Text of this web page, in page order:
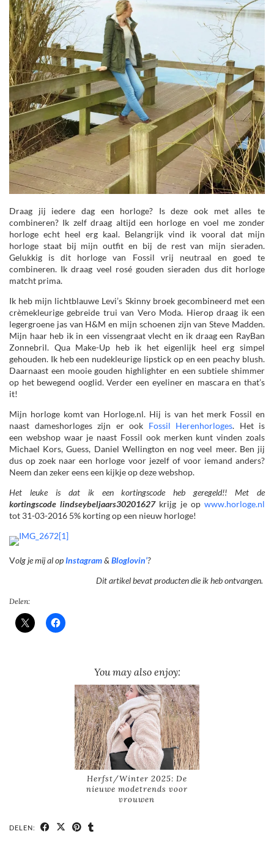
Draag jij iedere dag een horloge? Is deze ook met alles te
combineren? Ik zelf draag altijd een horloge en voel me zonder
horloge echt heel erg kaal. Belangrijk vind ik vooral dat mijn
horloge staat bij mijn outfit en bij de rest van mijn sieraden.
Gelukkig is dit horloge van Fossil vrij neutraal en goed te
combineren. Ik draag veel rosé gouden sieraden dus dit horloge
matcht prima.
Ik heb mijn lichtblauwe Levi’s Skinny broek gecombineerd met een
crèmekleurige gebreide trui van Vero Moda. Hierop draag ik een
legergroene jas van H&M en mijn schoenen zijn van Steve Madden.
Mijn haar heb ik in een vissengraat vlecht en ik draag een RayBan
Zonnebril. Qua Make-Up heb ik het eigenlijk heel erg simpel
gehouden. Ik heb een nudekleurige lipstick op en een peachy blush.
Daarnaast een mooie gouden highlighter en een subtiele shimmer
op het bewegend ooglid. Verder een eyeliner en mascara en that’s
it!
Mijn horloge komt van Horloge.nl. Hij is van het merk Fossil en
naast dameshorloges zijn er ook Fossil Herenhorloges. Het is
een webshop waar je naast Fossil ook merken kunt vinden zoals
Michael Kors, Guess, Daniel Wellington en nog veel meer. Ben jij
dus op zoek naar een horloge voor jezelf of voor iemand anders?
Neem dan zeker eens een kijkje op deze webshop.
Het leuke is dat ik een kortingscode heb geregeld!! Met de
kortingscode lindseybeljaars30201627 krijg je opwww.horloge.nl
tot 31-03-2016 5% korting op een nieuw horloge!
Volg je mij al opInstagram& Bloglovin’?
Dit artikel bevat producten die ik heb ontvangen.
Delen:
You may also enjoy:
Herfst/Winter 2025: De
nieuwe modetrends voor
vrouwen
DELEN: